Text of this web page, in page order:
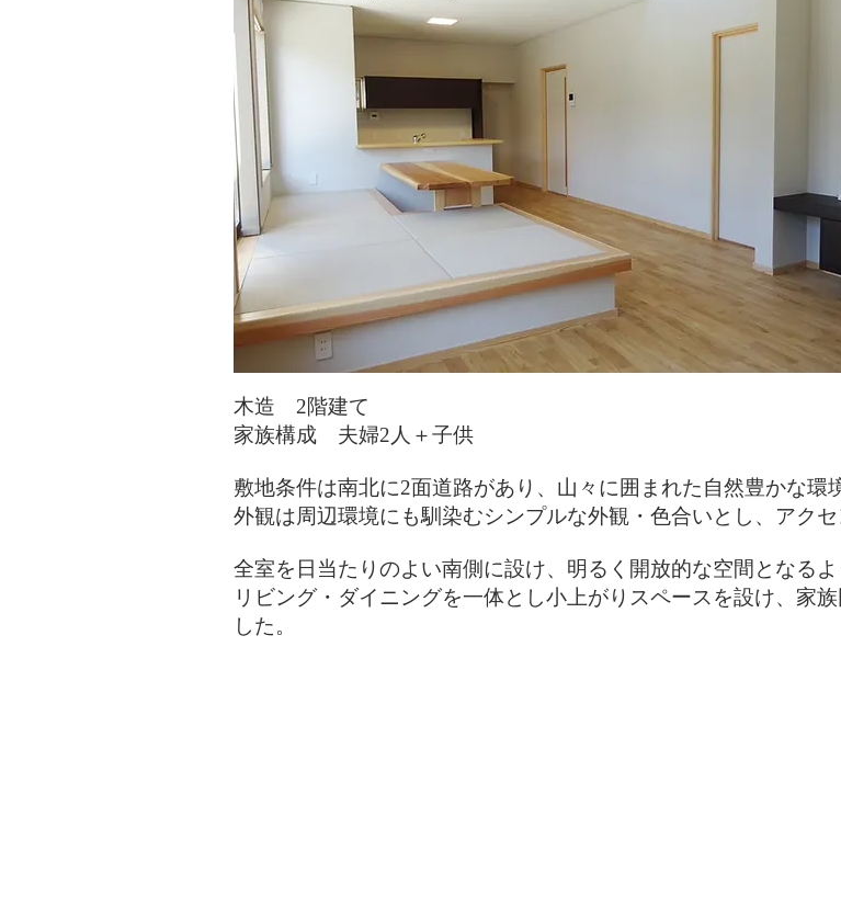
木造 2階建て
家族構成 夫婦2人＋子供
敷地条件は南北に2面道路があり、山々に囲まれた自然豊かな環
外観は周辺環境にも馴染むシンプルな外観・色合いとし、アク
全室を日当たりのよい南側に設け、明るく開放的な空間となるよ
リビング・ダイニングを一体とし小上がりスペースを設け、家
した。